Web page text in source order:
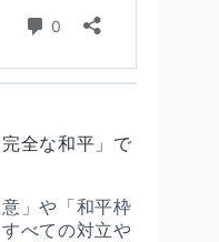
全な和平」で
」や「和平枠
べての対立や